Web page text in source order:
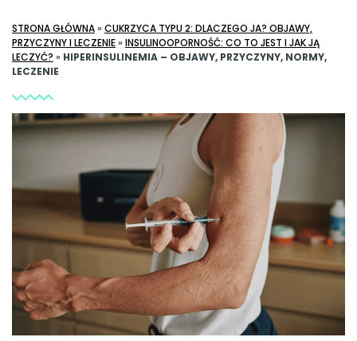
STRONA GŁÓWNA» CUKRZYCA TYPU 2: DLACZEGO JA? OBJAWY,
PRZYCZYNY I LECZENIE» INSULINOOPORNOŚĆ: CO TO JEST I JAK JĄ
LECZYĆ? » HIPERINSULINEMIA – OBJAWY, PRZYCZYNY, NORMY,
LECZENIE